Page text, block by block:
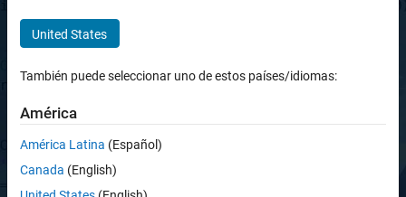
Vision HDL Toolbox
Diseñe sistemas de procesamiento de
imágenes, vídeo y visión artificial para FPGA y
United States
También puede seleccionar uno de estos países/idiomas:
América
América Latina (Español)
Canada (English)